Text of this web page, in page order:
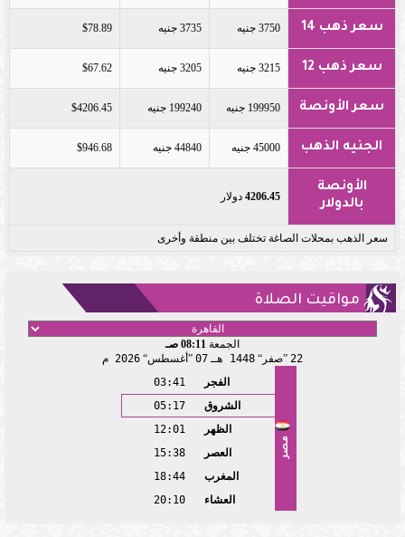
سعر ذهب 14 3750 جنيه 3735 جنيه $78.89
سعر ذهب 12 3215 جنيه 3205 جنيه $67.62
سعر الأونصة 199950 جنيه 199240 جنيه $4206.45
الجنيه الذهب 45000 جنيه 44840 جنيه $946.68
الأونصة
بالدولار
4206.45 دولار
سعر الذهب بمحلات الصاغة تختلف بين منطقة وأخرى
مواقيت الصلاة
الجمعة 08:11 صـ
22
صفر 1448 هـ 07 أغسطس 2026 م
مصر
الفجر
03:41
الشروق
05:17
الظهر
12:01
العصر
15:38
المغرب
18:44
العشاء
20:10